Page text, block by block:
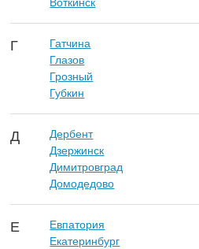
Воткинск
Г
Гатчина
Глазов
Грозный
Губкин
Д
Дербент
Дзержинск
Димитровград
Домодедово
Е
Евпатория
Екатеринбург